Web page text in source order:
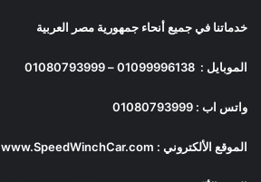
خدماتنا في جميع أنحاء جمهورية مصر العربية
الموبايل : 01099996138
–
01080793999
واتس اب : 01080793999
الموقع الألكتروني : www.SpeedWinchCar.com